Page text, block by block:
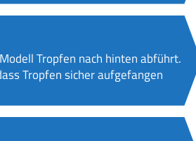
Tropfen nach hinten abführt.
Tropfen sicher aufgefangen